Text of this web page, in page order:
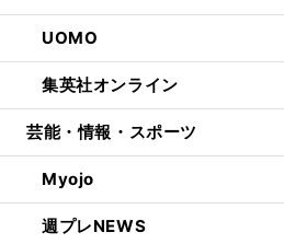
UOMO
集英社オンライン
芸能・情報・スポーツ
Myojo
週プレNEWS